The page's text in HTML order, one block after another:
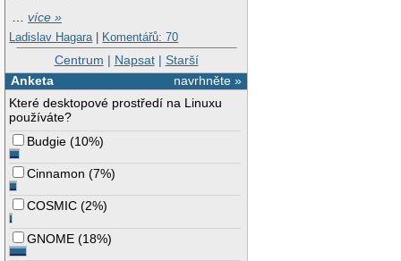
…více »
Ladislav Hagara | Komentářů: 70
Centrum | Napsat| Starší
navrhněte »
Anketa
Které desktopové prostředí na Linuxu
používáte?
Budgie (10%)
Cinnamon (7%)
COSMIC (2%)
GNOME (18%)